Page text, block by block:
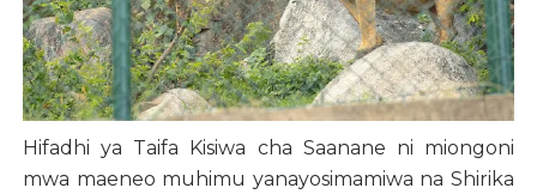
Hifadhi ya Taifa Kisiwa cha Saanane ni miongoni
mwa maeneo muhimu yanayosimamiwa na Shirika